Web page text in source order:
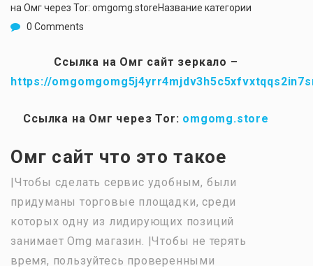
на Омг через Tor: omgomg.storeНазвание категории
0 Comments
Ссылка на Омг сайт зеркало –
https://
Ссылка на Омг через Tor: omgomg.store
Омг сайт что это такое
|Чтобы сделать сервис удобным, были
придуманы торговые площадки, среди
которых одну из лидирующих позиций
занимает Omg магазин. |Чтобы не терять
время, пользуйтесь проверенными